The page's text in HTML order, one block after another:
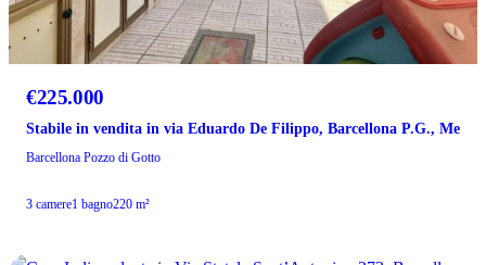
€225.000
Stabile in vendita in via Eduardo De Filippo, Barcellona P.G., Me
Barcellona Pozzo di Gotto
3 camere1 bagno220 m²